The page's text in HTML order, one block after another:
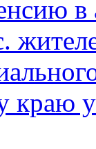
в
краю